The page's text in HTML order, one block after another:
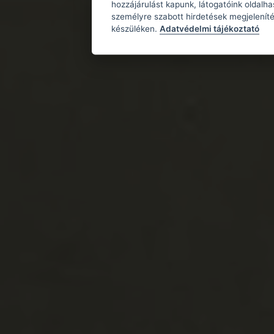
hozzájárulást kapunk, látogatóink
személyre szabott hirdetések
készüléken. Adatvédelmi tájékoztató